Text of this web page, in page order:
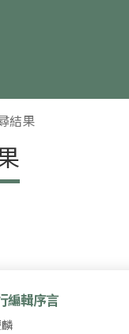
結果
編輯序言